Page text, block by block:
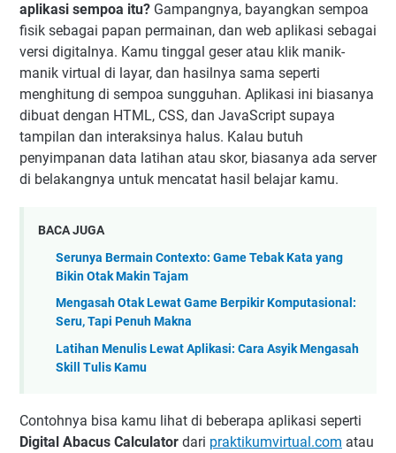
aplikasi sempoa itu? Gampangnya, bayangkan sempoa
fisik sebagai papan permainan, dan web aplikasi sebagai
versi digitalnya. Kamu tinggal geser atau klik manik-
manik virtual di layar, dan hasilnya sama seperti
menghitung di sempoa sungguhan. Aplikasi ini biasanya
dibuat dengan HTML, CSS, dan JavaScript supaya
tampilan dan interaksinya halus. Kalau butuh
penyimpanan data latihan atau skor, biasanya ada server
di belakangnya untuk mencatat hasil belajar kamu.
BACA JUGA
Serunya Bermain Contexto: Game Tebak Kata yang
Bikin Otak Makin Tajam
Mengasah Otak Lewat Game Berpikir Komputasional:
Seru, Tapi Penuh Makna
Latihan Menulis Lewat Aplikasi: Cara Asyik Mengasah
Skill Tulis Kamu
Contohnya bisa kamu lihat di beberapa aplikasi seperti
Digital Abacus Calculator dari praktikumvirtual.com atau